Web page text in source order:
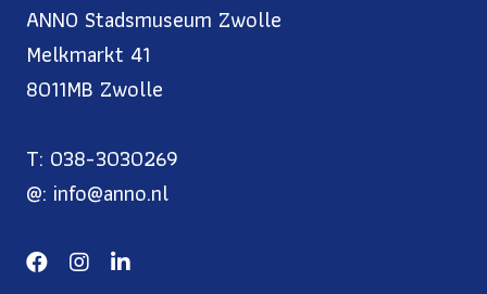
ANNO Stadsmuseum Zwolle
Melkmarkt 41
8011MB Zwolle
T: 038-3030269
@: info@anno.nl